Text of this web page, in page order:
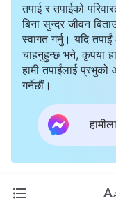
तपाई र तपाईको
बिना सुन्दर जीवन
स्वागत गर्नु। यदि
चाहनुहुन्छ भने, कृपया
हामी तपाईंलाई प्रभुको
गर्नेछौं।